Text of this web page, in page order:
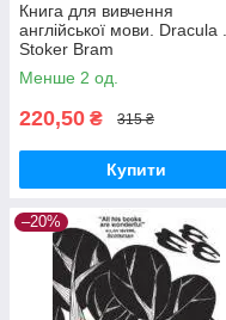
Книга для вивчення
англійської мови. Dracula .
Stoker Bram
Менше 2 од.
220,50 ₴ 315 ₴
Купити
–20%